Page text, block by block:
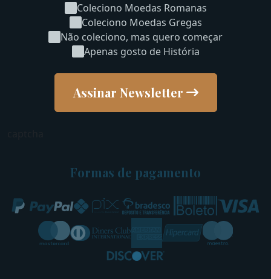
Coleciono Moedas Romanas
Coleciono Moedas Gregas
Não coleciono, mas quero começar
Apenas gosto de História
Assinar Newsletter
Formas de pagamento